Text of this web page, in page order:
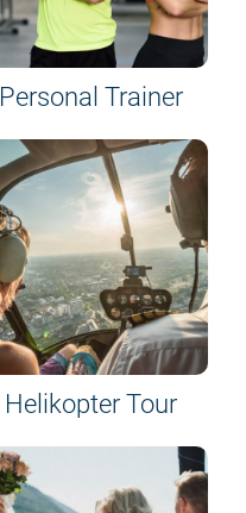
Personal Trainer
Helikopter Tour